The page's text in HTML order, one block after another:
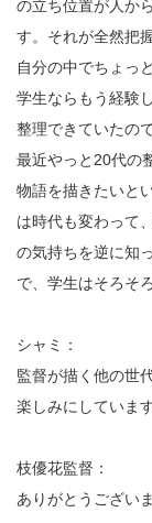
の立ち位置が人か
す。それが全然把
自分の中でちょっ
学生ならもう経験
整理できていたの
最近やっと20代の
物語を描きたいと
は時代も変わって
の気持ちを逆に知
で、学生はそろそ
シャミ：
監督が描く他の世
楽しみにしています
枝優花監督：
ありがとうございま